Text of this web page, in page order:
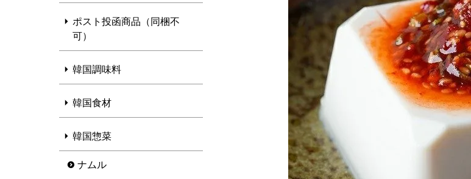
ポスト投函商品（同梱不
可）
韓国調味料
韓国食材
韓国惣菜
ナムル